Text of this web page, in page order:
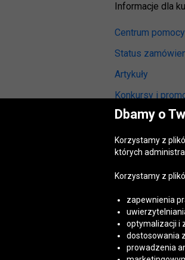
Informacje dla
Centrum pomocy
Status
Artykuły
Konkursy i
Odstąpienie od
Reklamacja
Opinie o oponach
Akt o usługach
Dostępność
Dbamy o
Korzystamy z
których
Korzystamy z
zapewnienia
optymalizacji i
dostosowania
prowadzenia